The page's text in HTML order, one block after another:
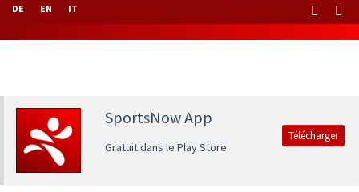
DE EN IT
SportsNow App
Gratuit dans le Play Store
Télécharger